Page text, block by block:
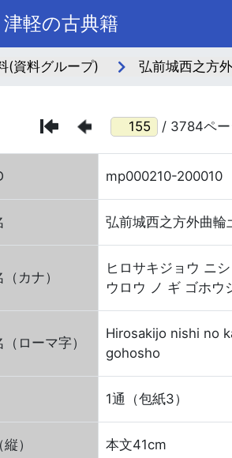
軽の古典籍
(資料グループ) 弘前城西之方
/ 3784ペー
mp000210-200010
弘前城西之方外曲輪
カナ）
ヒロサキジョウ ニ
ウロウ ノ ギ ゴホウ
ローマ字）
Hirosakijo nishi no
gohosho
1通（包紙3）
） 本文41cm